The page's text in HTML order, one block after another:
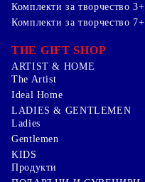
Комплекти за творчество 3+
Комплекти за творчество 7+
THE GIFT SHOP
ARTIST & HOME
The Artist
Ideal Home
LADIES & GENTLEMEN
Ladies
Gentlemen
KIDS
Продукти